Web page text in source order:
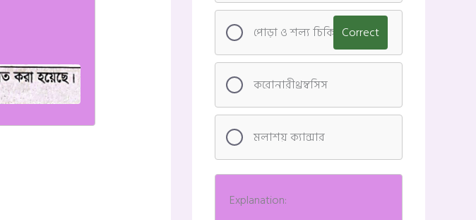
পোড়া ও শল্য চিকিৎসাCorrect
করোনারীথ্রম্বসিস
মলাশয় ক্যান্সার
Explanation: